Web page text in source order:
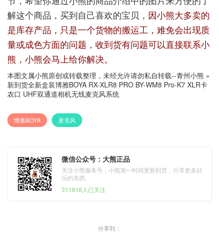
解这个商品，买到自己喜欢的宝贝， 因小熊大多卖的
是库存产品，只是一个货物的搬运工，难免会出现质
量或成色方面的问题，收到货有问题可以直接联系小
熊，小熊会马上给你解决。
本图文属小熊原创或转载整理，未经允许请勿私自转载--青州小熊 »
新到货全新盒装博雅BOYA RX-XLR8 PRO BY-WM8 Pro-K7 XLR卡
农口 UHF双通道相机无线麦克风系统
博雅BOYA 麦克风
微信公众号：大熊正品
关注小熊服务号，小熊第一时间更新到货，分享更多好
玩的东西。
311816人已关注
分享到：